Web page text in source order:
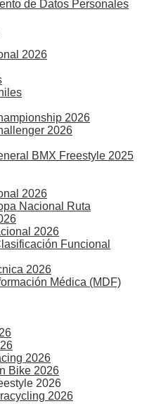
de Datos Personales
2026
2026
2026
BMX Freestyle 2025
2026
Nacional Ruta
2026
Funcional
2026
Médica (MDF)
2026
Bike 2026
2026
2026